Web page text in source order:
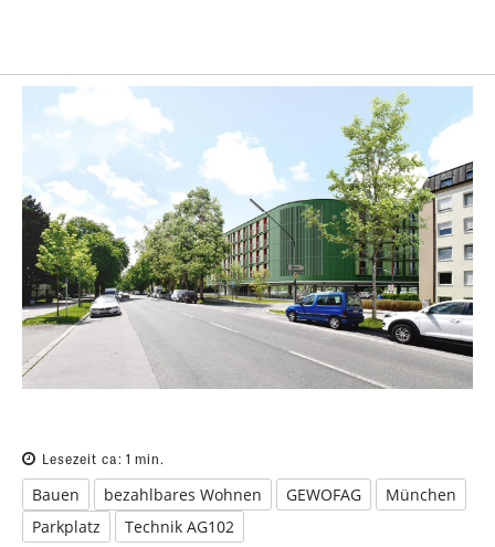
Lesezeit ca: 1 min.
Bauen bezahlbares Wohnen GEWOFAG
München
Parkplatz
Technik AG102